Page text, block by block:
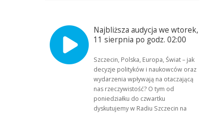
Najbliższa audycja we wtorek,
11 sierpnia po godz. 02:00
Szczecin, Polska, Europa, Świat – jak
decyzje polityków i naukowców oraz
wydarzenia wpływają na otaczającą
nas rzeczywistość? O tym od
poniedziałku do czwartku
dyskutujemy w Radiu Szczecin na